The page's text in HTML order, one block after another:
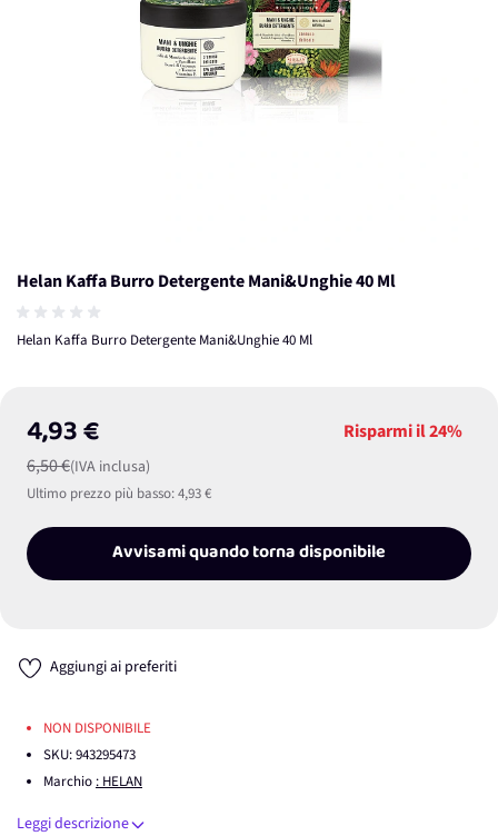
Helan Kaffa Burro Detergente Mani&Unghie 40 Ml
Helan Kaffa Burro Detergente Mani&Unghie 40 Ml
4,93 €
6,50 €(IVA inclusa)
Risparmi il24%
Ultimo prezzo più basso:4,93 €
Avvisami quando torna disponibile
Aggiungi ai preferiti
NON DISPONIBILE
SKU:943295473
Marchio : HELAN
Leggi descrizione